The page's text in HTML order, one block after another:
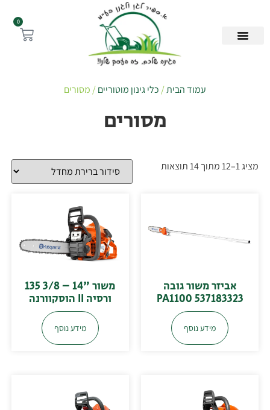
0
עמוד הבית/כלי גינון מוטוריים/ מסורים
מסורים
מציג 1–12 מתוך 14 תוצאות
אביזר משור גובה
PA1100 537183323
מידע נוסף
משור "14 – 3/8 135
ורסיה II הוסקוורנה
מידע נוסף